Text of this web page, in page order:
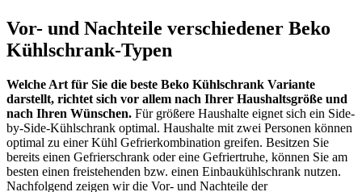
Vor- und Nachteile verschiedener Beko
Kühlschrank-Typen
Welche Art für Sie die beste Beko Kühlschrank Variante
darstellt, richtet sich vor allem nach Ihrer Haushaltsgröße und
nach Ihren Wünschen. Für größere Haushalte eignet sich ein Side-
by-Side-Kühlschrank optimal. Haushalte mit zwei Personen können
optimal zu einer Kühl Gefrierkombination greifen. Besitzen Sie
bereits einen Gefrierschrank oder eine Gefriertruhe, können Sie am
besten einen freistehenden bzw. einen Einbaukühlschrank nutzen.
Nachfolgend zeigen wir die Vor- und Nachteile der